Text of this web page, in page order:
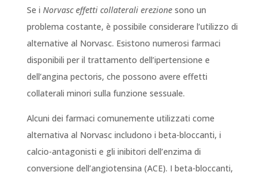
Se i Norvasc effetti collaterali erezionesono un
problema costante, è possibile considerare l’utilizzo di
alternative al Norvasc. Esistono numerosi farmaci
disponibili per il trattamento dell’ipertensione e
dell’angina pectoris, che possono avere effetti
collaterali minori sulla funzione sessuale.
Alcuni dei farmaci comunemente utilizzati come
alternativa al Norvasc includono i beta-bloccanti, i
calcio-antagonisti e gli inibitori dell’enzima di
conversione dell’angiotensina (ACE). I beta-bloccanti,